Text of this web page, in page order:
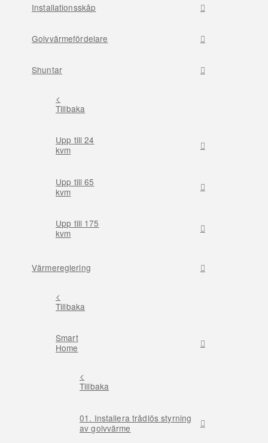
Installationsskåp
Golvvärmefördelare
Shuntar
<
Tillbaka
Upp till 24
kvm
Upp till 65
kvm
Upp till 175
kvm
Värmereglering
<
Tillbaka
Smart
Home
<
Tillbaka
01. Installera trådlös styrning
av golvvärme